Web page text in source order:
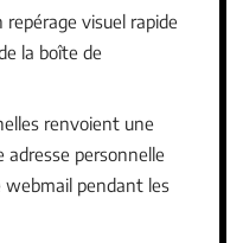
visuel rapide
la boîte de
renvoient une
adresse personnelle
webmail pendant les